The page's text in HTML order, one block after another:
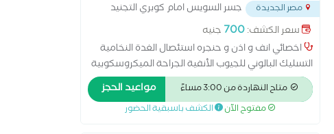
مصر الجديدة
جسر السويس امام كوبري التجنيد
سعر الكشف:700 جنيه
اخصائي انف و اذن و حنجره استئصال الغدة النخامية
التسليك البالوني للجيوب الأنفية الجراحة الميكروسكوبية
للأذن الجراحة الميكروسكوبية للحنجرة تنظيف الأذن من
الشمع جراحة ترميم الأذن الوسطى زراعة القوقعة علاج
الشخير علاج العصب السابع علاج اللوز علاج ضغط طبلة
متاح النهاردة من 3:00 مساءً مواعيد الحجز
مفتوح الآن الكشف باسبقية الحضور